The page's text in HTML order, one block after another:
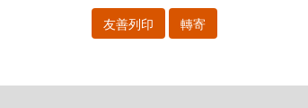
友善列印 轉寄